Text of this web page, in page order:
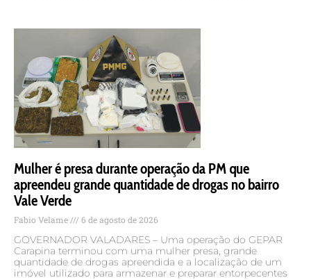
Mulher é presa durante operação da PM que
apreendeu grande quantidade de drogas no bairro
Vale Verde
Fabio Velame 6 de agosto de 2026
GOVERNADOR VALADARES – Uma operação do GEPAR
Carapina terminou com uma mulher presa, grande
quantidade de drogas apreendida e a localização de um
imóvel utilizado para armazenar e preparar entorpecentes